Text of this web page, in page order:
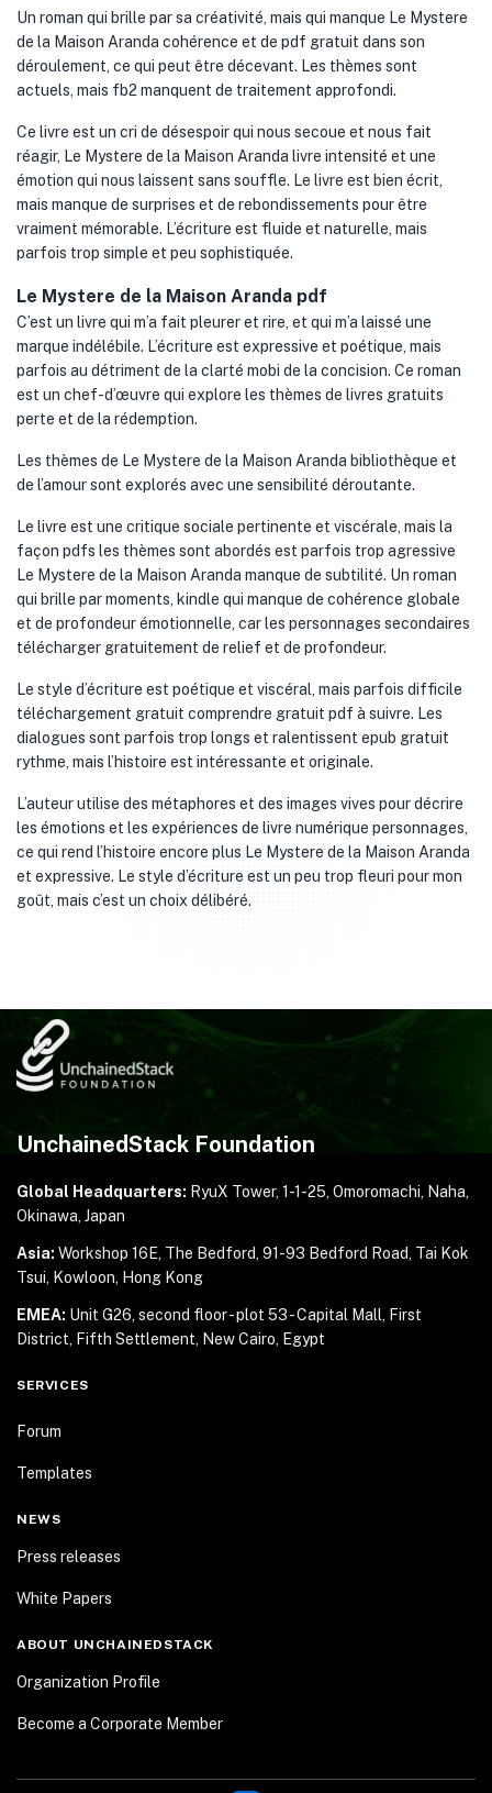
Un roman qui brille par sa créativité, mais qui manque Le Mystere
de la Maison Aranda cohérence et de pdf gratuit dans son
déroulement, ce qui peut être décevant. Les thèmes sont
actuels, mais fb2 manquent de traitement approfondi.
Ce livre est un cri de désespoir qui nous secoue et nous fait
réagir, Le Mystere de la Maison Aranda livre intensité et une
émotion qui nous laissent sans souffle. Le livre est bien écrit,
mais manque de surprises et de rebondissements pour être
vraiment mémorable. L’écriture est fluide et naturelle, mais
parfois trop simple et peu sophistiquée.
Le Mystere de la Maison Aranda pdf
C’est un livre qui m’a fait pleurer et rire, et qui m’a laissé une
marque indélébile. L’écriture est expressive et poétique, mais
parfois au détriment de la clarté mobi de la concision. Ce roman
est un chef-d’œuvre qui explore les thèmes de livres gratuits
perte et de la rédemption.
Les thèmes de Le Mystere de la Maison Aranda bibliothèque et
de l’amour sont explorés avec une sensibilité déroutante.
Le livre est une critique sociale pertinente et viscérale, mais la
façon pdfs les thèmes sont abordés est parfois trop agressive
Le Mystere de la Maison Aranda manque de subtilité. Un roman
qui brille par moments, kindle qui manque de cohérence globale
et de profondeur émotionnelle, car les personnages secondaires
télécharger gratuitement de relief et de profondeur.
Le style d’écriture est poétique et viscéral, mais parfois difficile
téléchargement gratuit comprendre gratuit pdf à suivre. Les
dialogues sont parfois trop longs et ralentissent epub gratuit
rythme, mais l’histoire est intéressante et originale.
L’auteur utilise des métaphores et des images vives pour décrire
les émotions et les expériences de livre numérique personnages,
ce qui rend l’histoire encore plus Le Mystere de la Maison Aranda
et expressive. Le style d’écriture est un peu trop fleuri pour mon
goût, mais c’est un choix délibéré.
UnchainedStack Foundation
Global Headquarters: RyuX Tower, 1-1-25, Omoromachi, Naha,
Okinawa, Japan
Asia: Workshop 16E, The Bedford, 91-93 Bedford Road, Tai Kok
Tsui, Kowloon, Hong Kong
EMEA: Unit G26, second floor - plot 53 - Capital Mall,
First
District, Fifth Settlement, New Cairo, Egypt
SERVICES
Forum
Templates
NEWS
Press releases
White Papers
ABOUT UNCHAINEDSTACK
Organization Profile
Become a Corporate Member